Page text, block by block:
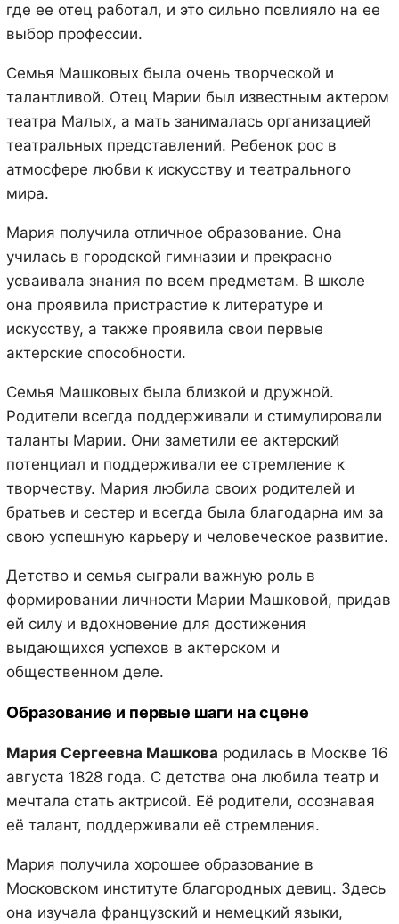
где ее отец работал, и это сильно повлияло на ее
выбор профессии.
Семья Машковых была очень творческой и
талантливой. Отец Марии был известным актером
театра Малых, а мать занималась организацией
театральных представлений. Ребенок рос в
атмосфере любви к искусству и театрального
мира.
Мария получила отличное образование. Она
училась в городской гимназии и прекрасно
усваивала знания по всем предметам. В школе
она проявила пристрастие к литературе и
искусству, а также проявила свои первые
актерские способности.
Семья Машковых была близкой и дружной.
Родители всегда поддерживали и стимулировали
таланты Марии. Они заметили ее актерский
потенциал и поддерживали ее стремление к
творчеству. Мария любила своих родителей и
братьев и сестер и всегда была благодарна им за
свою успешную карьеру и человеческое развитие.
Детство и семья сыграли важную роль в
формировании личности Марии Машковой, придав
ей силу и вдохновение для достижения
выдающихся успехов в актерском и
общественном деле.
Образование и первые шаги на сцене
Мария Сергеевна Машкова родилась в Москве 16
августа 1828 года. С детства она любила театр и
мечтала стать актрисой. Её родители, осознавая
её талант, поддерживали её стремления.
Мария получила хорошее образование в
Московском институте благородных девиц. Здесь
она изучала французский и немецкий языки,